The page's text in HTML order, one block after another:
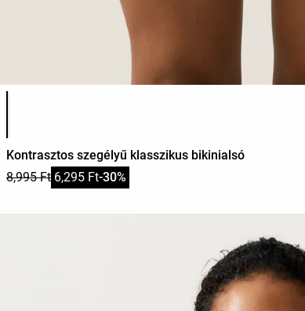
Termékszínek listája
Kontrasztos szegélyű klasszikus bikinialsó
8,995 Ft 6,295 Ft-30%